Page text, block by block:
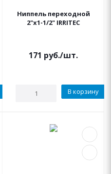
Ниппель переходной
2"x1-1/2" IRRITEC
171 руб./шт.
В корзину